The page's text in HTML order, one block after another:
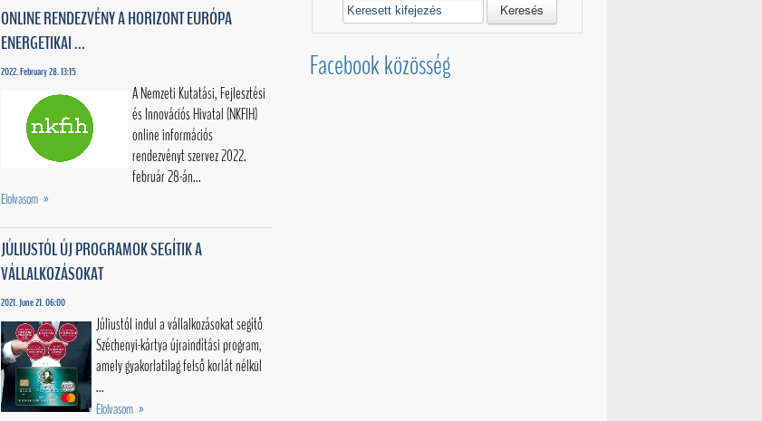
ONLINE RENDEZVÉNY A HORIZONT EURÓPA
ENERGETIKAI ...
2022. February 28. 13:15
A Nemzeti Kutatási, Fejlesztési
és Innovációs Hivatal (NKFIH)
online információs
rendezvényt szervez 2022.
február 28-án...
Elolvasom »
JÚLIUSTÓL ÚJ PROGRAMOK SEGÍTIK A
VÁLLALKOZÁSOKAT
2021. June 21. 06:00
Júliustól indul a vállalkozásokat segítő
Széchenyi-kártya újraindítási program,
amely gyakorlatilag felső korlát nélkül
...
Elolvasom »
Keresés
Facebook közösség